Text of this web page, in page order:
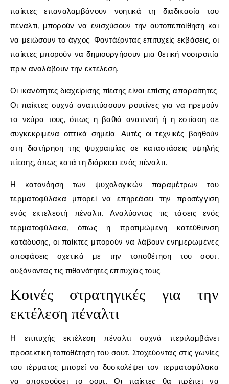
παίκτες επαναλαμβάνουν νοητικά τη διαδικασία του
πέναλτι, μπορούν να ενισχύσουν την αυτοπεποίθηση και
να μειώσουν το άγχος. Φαντάζοντας επιτυχείς εκβάσεις, οι
παίκτες μπορούν να δημιουργήσουν μια θετική νοοτροπία
πριν αναλάβουν την εκτέλεση.
Οι ικανότητες διαχείρισης πίεσης είναι επίσης απαραίτητες.
Οι παίκτες συχνά αναπτύσσουν ρουτίνες για να ηρεμούν
τα νεύρα τους, όπως η βαθιά αναπνοή ή η εστίαση σε
συγκεκριμένα οπτικά σημεία. Αυτές οι τεχνικές βοηθούν
στη διατήρηση της ψυχραιμίας σε καταστάσεις υψηλής
πίεσης, όπως κατά τη διάρκεια ενός πέναλτι.
Η κατανόηση των ψυχολογικών παραμέτρων του
τερματοφύλακα μπορεί να επηρεάσει την προσέγγιση
ενός εκτελεστή πέναλτι. Αναλύοντας τις τάσεις ενός
τερματοφύλακα, όπως η προτιμώμενη κατεύθυνση
κατάδυσης, οι παίκτες μπορούν να λάβουν ενημερωμένες
αποφάσεις σχετικά με την τοποθέτηση του σουτ,
αυξάνοντας τις πιθανότητες επιτυχίας τους.
Κοινές στρατηγικές για την
εκτέλεση πέναλτι
Η επιτυχής εκτέλεση πέναλτι συχνά περιλαμβάνει
προσεκτική τοποθέτηση του σουτ. Στοχεύοντας στις γωνίες
του τέρματος μπορεί να δυσκολέψει τον τερματοφύλακα
να αποκρούσει το σουτ. Οι παίκτες θα πρέπει να